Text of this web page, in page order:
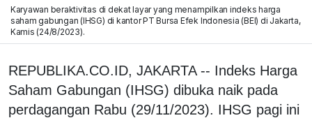
Karyawan beraktivitas di dekat layar yang menampilkan indeks harga
saham gabungan (IHSG) di kantor PT Bursa Efek Indonesia (BEI) di Jakarta,
Kamis (24/8/2023).
REPUBLIKA.CO.ID, JAKARTA -- Indeks Harga
Saham Gabungan (IHSG) dibuka naik pada
perdagangan Rabu (29/11/2023). IHSG pagi ini